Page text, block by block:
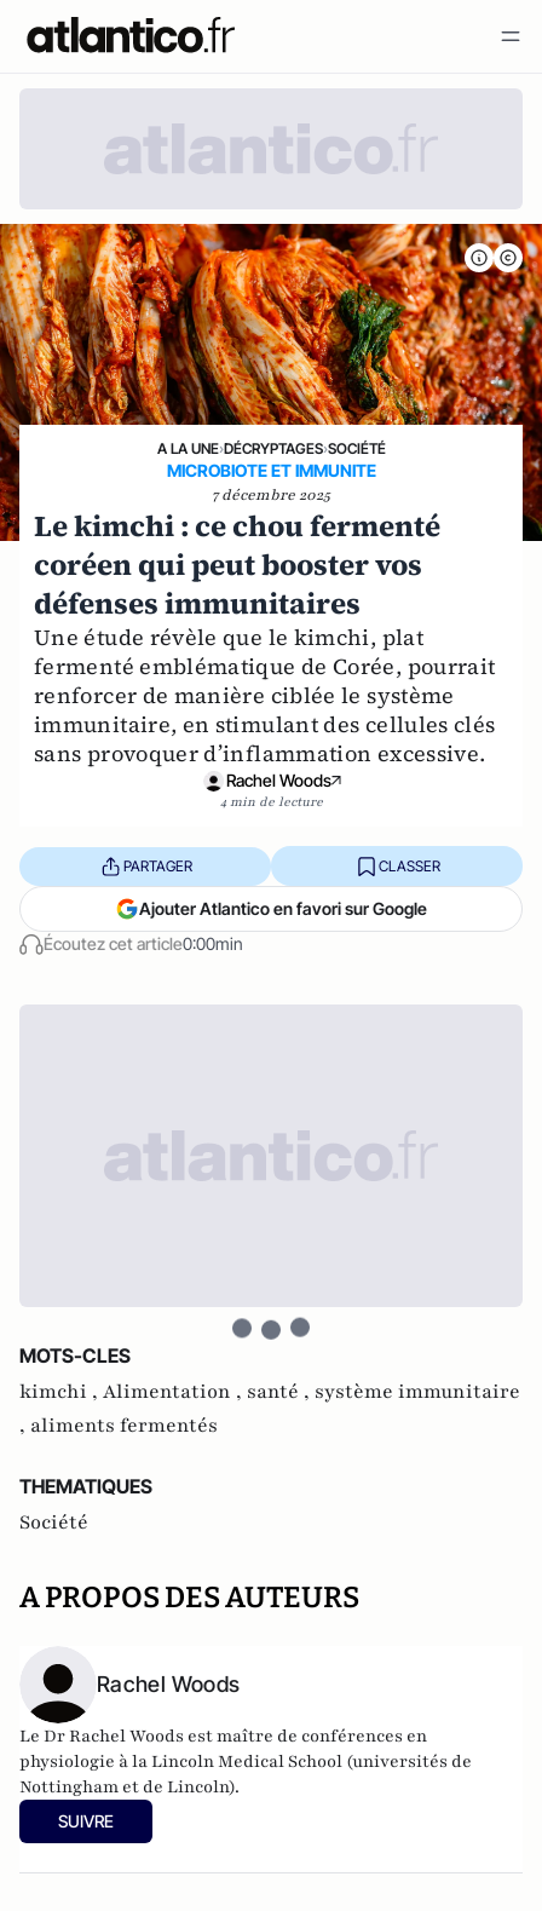
A LA UNE›DÉCRYPTAGES›SOCIÉTÉ
MICROBIOTE ET IMMUNITE
7 décembre 2025
Le kimchi : ce chou fermenté
coréen qui peut booster vos
défenses immunitaires
Une étude révèle que le kimchi, plat
fermenté emblématique de Corée, pourrait
renforcer de manière ciblée le système
immunitaire, en stimulant des cellules clés
sans provoquer d’inflammation excessive.
Rachel Woods
4 min de lecture
Écoutez cet article0:00min
PARTAGER CLASSER
Ajouter Atlantico en favori sur Google
MOTS-CLES
kimchi , Alimentation , santé , système immunitaire
, aliments fermentés
THEMATIQUES
Société
A PROPOS DES AUTEURS
Rachel Woods
Le Dr Rachel Woods est maître de conférences en
physiologie à la Lincoln Medical School (universités de
Nottingham et de Lincoln).
SUIVRE